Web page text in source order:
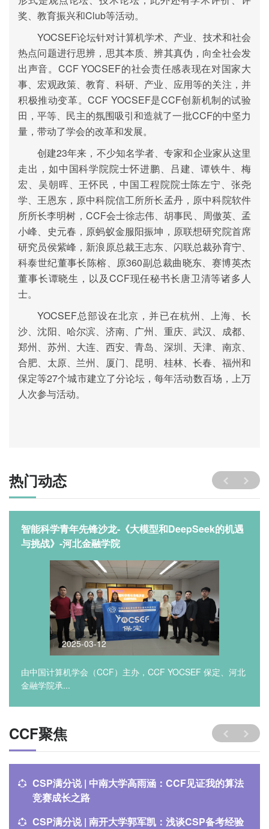
奖、教育振兴和Club等活动。
YOCSEF论坛针对计算机学术、产业、技术和社会
热点问题进行思辨，思其本质、辨其真伪，向全社会发
出声音。CCF YOCSEF的社会责任感表现在对国家大
事、宏观政策、教育、科研、产业、应用等的关注，并
积极推动变革。CCF YOCSEF是CCF创新机制的试验
田，平等、民主的氛围吸引和造就了一批CCF的中坚力
量，带动了学会的改革和发展。
创建23年来，不少知名学者、专家和企业家从这里
走出，如中国科学院院士怀进鹏、吕建、谭铁牛、梅
宏、吴朝晖、王怀民，中国工程院院士陈左宁、张尧
学、王恩东，原中科院信工所所长孟丹，原中科院软件
所所长李明树，CCF会士徐志伟、胡事民、周傲英、孟
小峰、史元春，原蚂蚁金服阳振坤，原联想研究院首席
研究员侯紫峰，新浪原总裁王志东、闪联总裁孙育宁、
科泰世纪董事长陈榕、原360副总裁曲晓东、赛博英杰
董事长谭晓生，以及CCF现任秘书长唐卫清等诸多人
士。
YOCSEF总部设在北京，并已在杭州、上海、长
沙、沈阳、哈尔滨、济南、广州、重庆、武汉、成都、
郑州、苏州、大连、西安、青岛、深圳、天津、南京、
合肥、太原、兰州、厦门、昆明、桂林、长春、福州和
保定等27个城市建立了分论坛，每年活动数百场，上万
人次参与活动。
热门动态
智能科学青年先锋沙龙-《大模型和DeepSeek的机遇
与挑战》-河北金融学院
2025-03-12
由中国计算机学会（CCF）主办，CCF YOCSEF 保定、河北
金融学院承...
CCF聚焦
CSP满分说 | 中南大学高雨涵：CCF见证我的算法
竞赛成长之路
CSP满分说 | 南开大学郭军凯：浅谈CSP备考经验